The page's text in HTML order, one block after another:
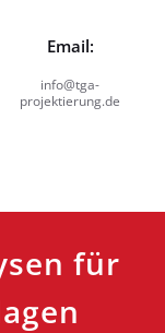
Email:
info@tga-
projektierung.de
für